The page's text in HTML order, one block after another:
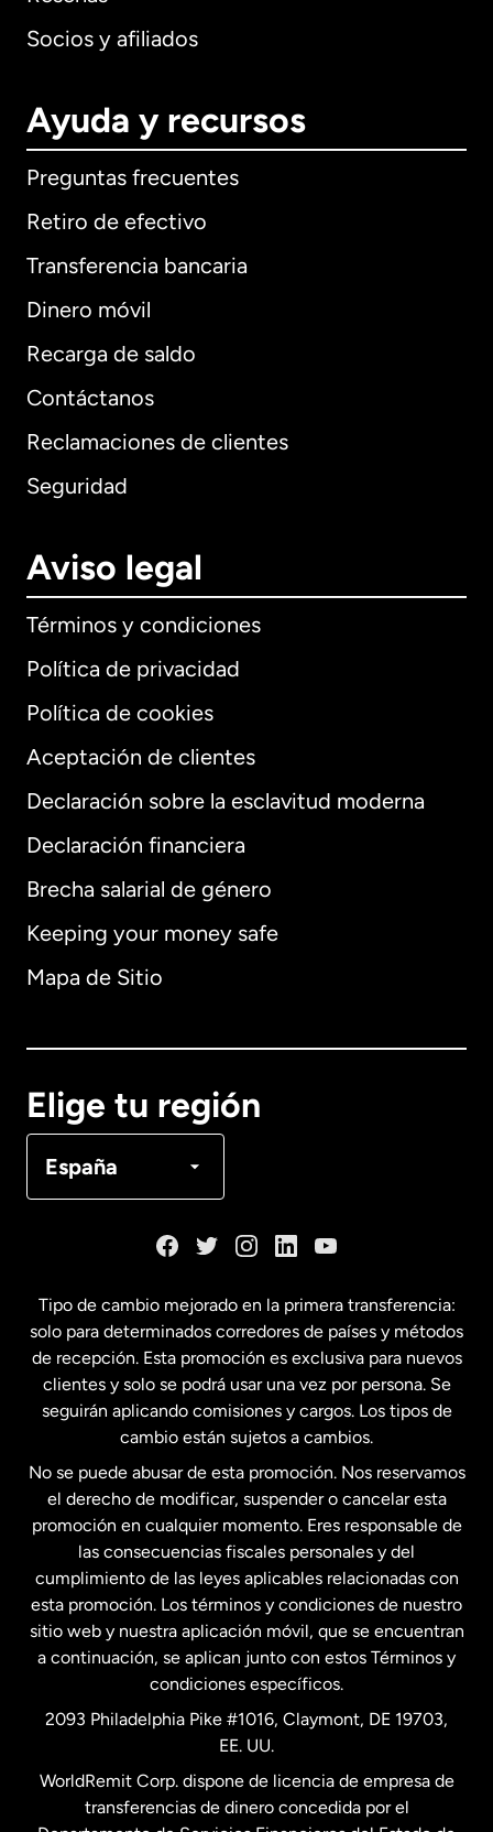
Socios y afiliados
Ayuda y recursos
Preguntas frecuentes
Retiro de efectivo
Transferencia bancaria
Dinero móvil
Recarga de saldo
Contáctanos
Reclamaciones de clientes
Seguridad
Aviso legal
Términos y condiciones
Política de privacidad
Política de cookies
Aceptación de clientes
Declaración sobre la esclavitud moderna
Declaración financiera
Brecha salarial de género
Keeping your money safe
Mapa de Sitio
Elige tu región
España
Internacional English
Alemania
Français
Estados Unidos English
Estados Unidos Español
Francia
Malasia
Nueva Zelanda
Países Bajos
Tipo de cambio mejorado en la primera transferencia:
solo para determinados corredores de países y métodos
de recepción. Esta promoción es exclusiva para nuevos
clientes y solo se podrá usar una vez por persona. Se
seguirán aplicando comisiones y cargos. Los tipos de
cambio están sujetos a cambios.
No se puede abusar de esta promoción. Nos reservamos
el derecho de modificar, suspender o cancelar esta
promoción en cualquier momento. Eres responsable de
las consecuencias fiscales personales y del
cumplimiento de las leyes aplicables relacionadas con
esta promoción. Los términos y condiciones de nuestro
sitio web y nuestra aplicación móvil, que se encuentran
a continuación, se aplican junto con estos Términos y
condiciones específicos.
2093 Philadelphia Pike #1016, Claymont, DE 19703,
EE. UU.
WorldRemit Corp. dispone de licencia de empresa de
transferencias de dinero concedida por el